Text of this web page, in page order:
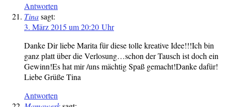
Antworten
Tinasagt:
3. März 2015 um 20:20 Uhr
Danke Dir liebe Marita für diese tolle kreative Idee!!!Ich bin
ganz platt über die Verlosung…schon der Tausch ist doch ein
Gewinn!Es hat mir /uns mächtig Spaß gemacht!Danke dafür!
Liebe Grüße Tina
Antworten